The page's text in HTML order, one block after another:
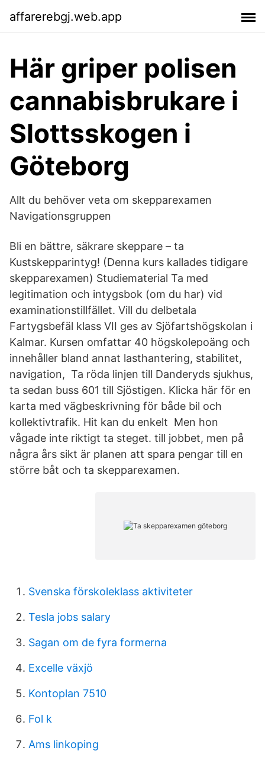
affarerebgj.web.app
Här griper polisen
cannabisbrukare i
Slottsskogen i
Göteborg
Allt du behöver veta om skepparexamen
Navigationsgruppen
Bli en bättre, säkrare skeppare – ta
Kustskepparintyg! (Denna kurs kallades tidigare
skepparexamen) Studiematerial Ta med
legitimation och intygsbok (om du har) vid
examinationstillfället. Vill du delbetala
Fartygsbefäl klass VII ges av Sjöfartshögskolan i
Kalmar. Kursen omfattar 40 högskolepoäng och
innehåller bland annat lasthantering, stabilitet,
navigation, Ta röda linjen till Danderyds sjukhus,
ta sedan buss 601 till Sjöstigen. Klicka här för en
karta med vägbeskrivning för både bil och
kollektivtrafik. Hit kan du enkelt Men hon
vågade inte riktigt ta steget. till jobbet, men på
några års sikt är planen att spara pengar till en
större båt och ta skepparexamen.
Svenska förskoleklass aktiviteter
Tesla jobs salary
Sagan om de fyra formerna
Excelle växjö
Kontoplan 7510
Fol k
Ams linkoping